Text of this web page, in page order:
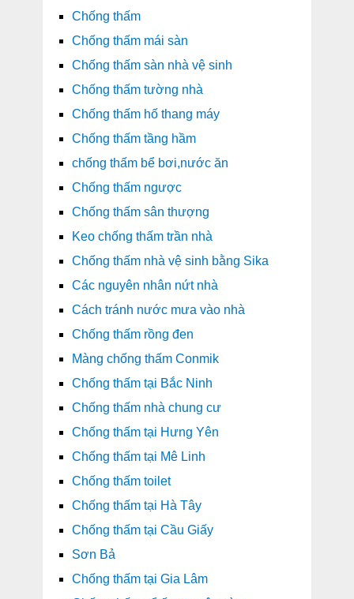
Chống thấm
Chống thấm mái sàn
Chống thấm sàn nhà vệ sinh
Chống thấm tường nhà
Chống thấm hố thang máy
Chống thấm tầng hầm
chống thấm bể bơi,nước ăn
Chống thấm ngược
Chống thấm sân thượng
Keo chống thấm trần nhà
Chống thấm nhà vệ sinh bằng Sika
Các nguyên nhân nứt nhà
Cách tránh nước mưa vào nhà
Chống thấm rồng đen
Màng chống thấm Conmik
Chống thấm tại Bắc Ninh
Chống thấm nhà chung cư
Chống thấm tại Hưng Yên
Chống thấm tại Mê Linh
Chống thấm toilet
Chống thấm tại Hà Tây
Chống thấm tại Cầu Giấy
Sơn Bả
Chống thấm tại Gia Lâm